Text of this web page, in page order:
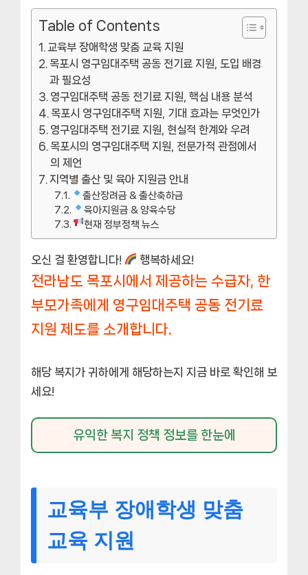
Table of Contents
교육부 장애학생 맞춤 교육 지원
목포시 영구임대주택 공동 전기료 지원, 도입 배경
과 필요성
영구임대주택 공동 전기료 지원, 핵심 내용 분석
목포시 영구임대주택 지원, 기대 효과는 무엇인가
영구임대주택 전기료 지원, 현실적 한계와 우려
목포시의 영구임대주택 지원, 전문가적 관점에서
의 제언
지역별 출산 및 육아 지원금 안내
출산장려금 & 출산축하금
육아지원금 & 양육수당
현재 정부정책 뉴스
오신 걸 환영합니다! 행복하세요!
전라남도 목포시에서 제공하는 수급자, 한
부모가족에게 영구임대주택 공동 전기료
지원 제도를 소개합니다.
해당 복지가 귀하에게 해당하는지 지금 바로 확인해 보
세요!
유익한 복지 정책 정보를 한눈에
교육부 장애학생 맞춤
교육 지원